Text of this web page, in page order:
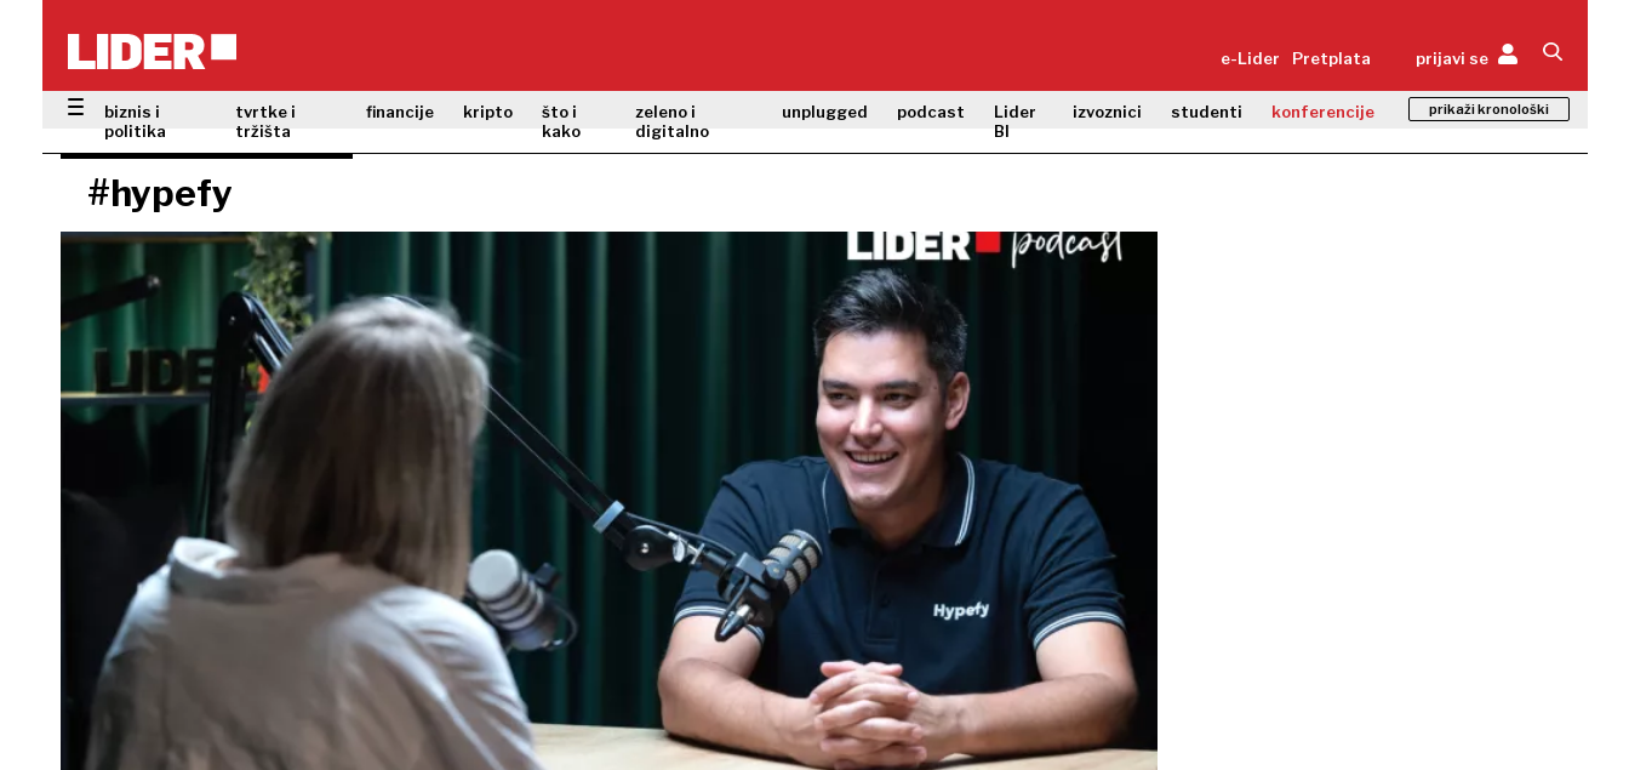
e-Lider Pretplata prijavi se
biznis i
politika
tvrtke i
tržišta
financije kripto
što i
kako
zeleno i
digitalno
unplugged podcast
Lider
BI
izvoznici studenti konferencije prikaži kronološki
#hypefy